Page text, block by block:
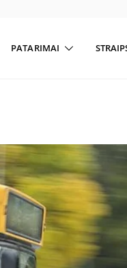
PATARIMAI